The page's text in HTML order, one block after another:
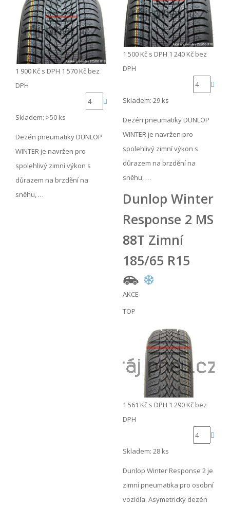
1 900 Kč s DPH 1 570 Kč bez
DPH
Skladem: >50 ks
Dezén pneumatiky DUNLOP
WINTER je navržen pro
spolehlivý zimní výkon s
důrazem na brzdění na
sněhu, …
1 500 Kč s DPH 1 240 Kč bez
DPH
Skladem: 29 ks
Dezén pneumatiky DUNLOP
WINTER je navržen pro
spolehlivý zimní výkon s
důrazem na brzdění na
sněhu, …
Dunlop Winter
Response 2 MS
88T Zimní
185/65 R15
AKCE
TOP
1 561 Kč s DPH 1 290 Kč bez
DPH
Skladem: 28 ks
Dunlop Winter Response 2 je
zimní pneumatika pro osobní
vozidla. Asymetrický dezén